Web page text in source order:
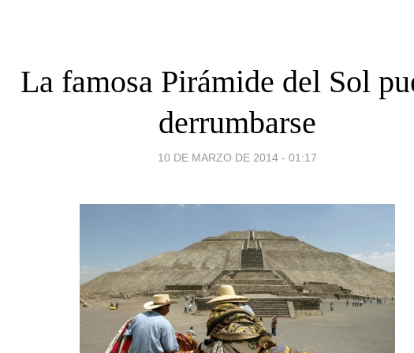
La famosa Pirámide del Sol
derrumbarse
10 DE MARZO DE 2014 - 01:17